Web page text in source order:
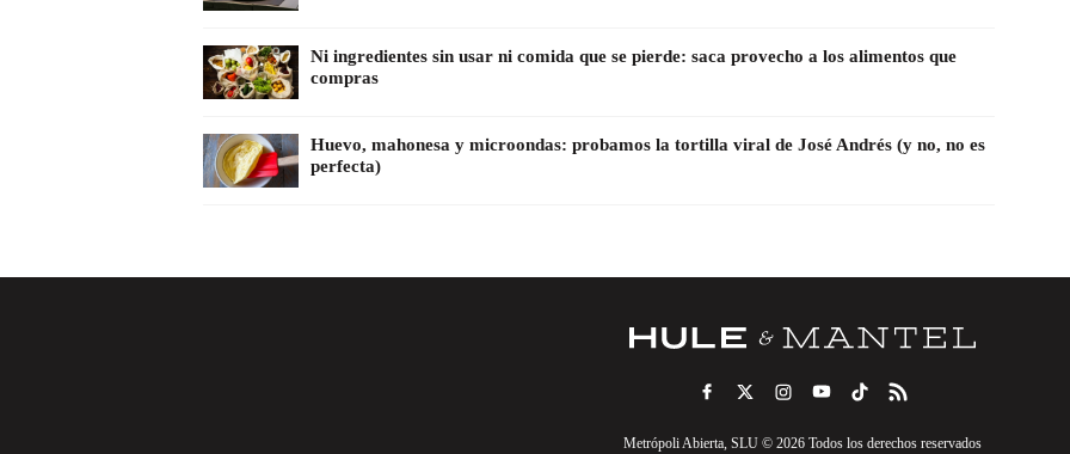
Ni ingredientes sin usar ni comida que se pierde: saca provecho a los alimentos que
compras
Huevo, mahonesa y microondas: probamos la tortilla viral de José Andrés (y no, no es
perfecta)
Metrópoli Abierta, SLU © 2026 Todos los derechos reservados